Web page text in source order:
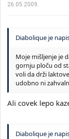
26.05.2009.
Diabolique je
Moje mišljenje je
gornju ploču od
voli da drži
udobno ni
Ali covek lepo
Diabolique je